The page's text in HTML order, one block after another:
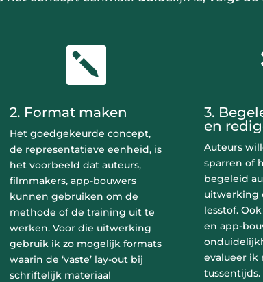

2. Format maken
Het goedgekeurde concept,
de representatieve eenheid, is
het voorbeeld dat auteurs,
filmmakers, app-bouwers
kunnen gebruiken om de
methode of de training uit te
werken. Voor die uitwerking
gebruik ik zo mogelijk formats
waarin de ‘vaste’ lay-out bij
schriftelijk materiaal
3.
en
Auteurs
sparren of
begeleid
uitwerking
lesstof.
en app-
evalueer ik
tussentijds.